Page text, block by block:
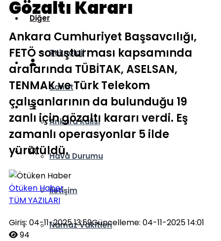
Diğer
Teknoloji
Sanat
Ankara Kulisi
Hava Durumu
İletişim
Namaz Vakitleri
Gözaltı Kararı
Ankara Cumhuriyet Başsavcılığı,
FETÖ soruşturması kapsamında
aralarında TÜBİTAK, ASELSAN,
TENMAK ve Türk Telekom
çalışanlarının da bulunduğu 19
zanlı için gözaltı kararı verdi. Eş
zamanlı operasyonlar 5 ilde
yürütüldü.
Ötüken Haber
TÜM YAZILARI
Giriş: 04-11-2025 13:59Güncelleme: 04-11-2025 14:01
94